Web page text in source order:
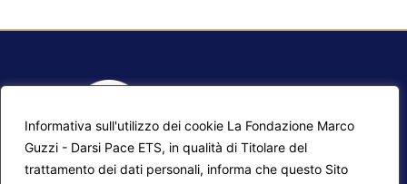
Informativa sull'utilizzo dei cookie La Fondazione Marco
Guzzi - Darsi Pace ETS, in qualità di Titolare del
trattamento dei dati personali, informa che questo Sito